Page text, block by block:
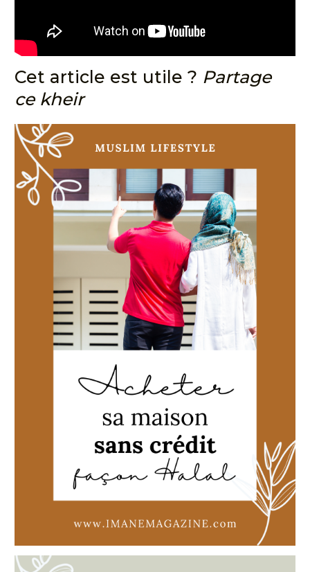
Cet article est utile ? Partage
ce kheir